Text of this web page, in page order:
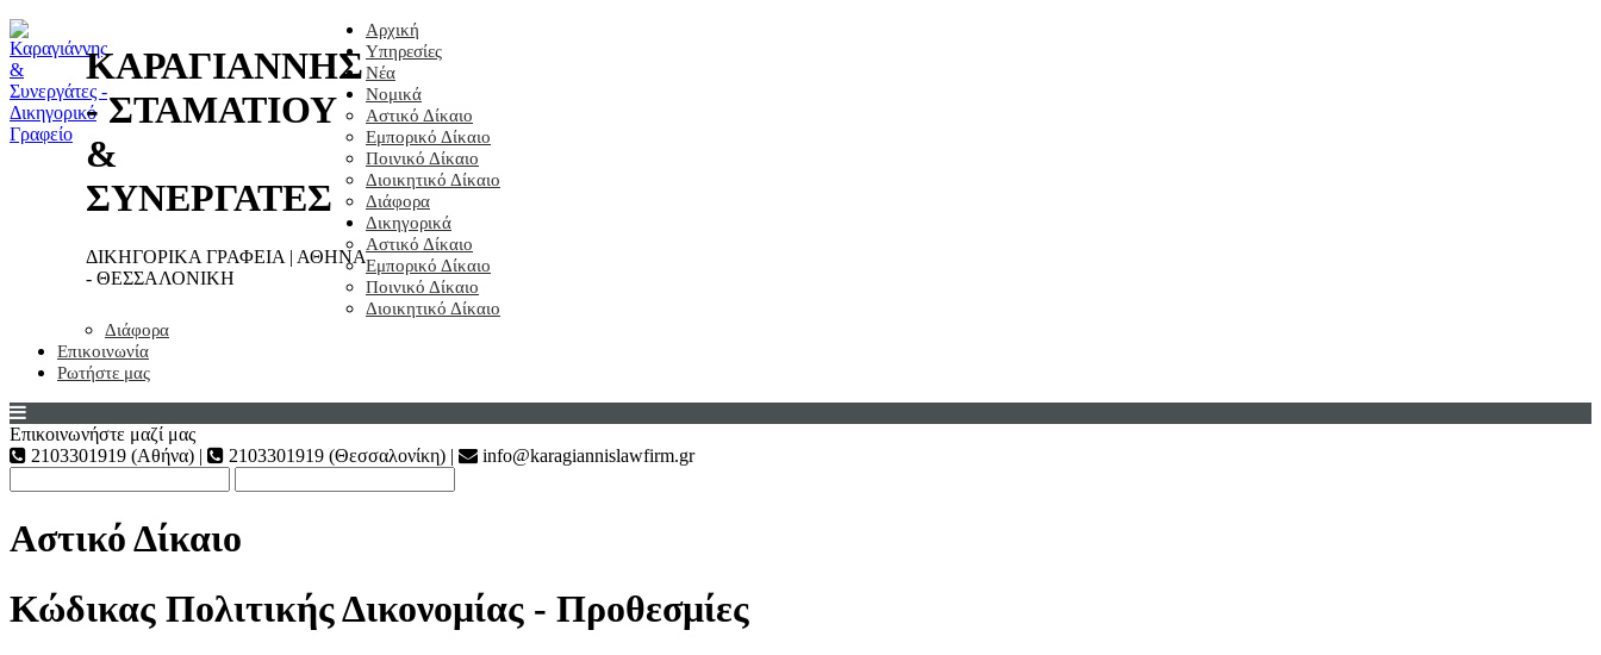
ΚΑΡΑΓΙΑΝΝΗΣ
- ΣΤΑΜΑΤΙΟΥ
&
ΣΥΝΕΡΓΑΤΕΣ
ΔΙΚΗΓΟΡΙΚΑ ΓΡΑΦΕΙΑ | ΑΘΗΝΑ
- ΘΕΣΣΑΛΟΝΙΚΗ
Αρχική
Υπηρεσίες
Νέα
Νομικά
Αστικό Δίκαιο
Εμπορικό Δίκαιο
Ποινικό Δίκαιο
Διοικητικό Δίκαιο
Διάφορα
Δικηγορικά
Αστικό Δίκαιο
Εμπορικό Δίκαιο
Ποινικό Δίκαιο
Διοικητικό Δίκαιο
Διάφορα
Επικοινωνία
Ρωτήστε μας
Επικοινωνήστε μαζί μας
2103301919 (Αθήνα) |
2103301919 (Θεσσαλονίκη) | info@karagiannislawfirm.gr
Αστικό Δίκαιο
Κώδικας Πολιτικής Δικονομίας - Προθεσμίες